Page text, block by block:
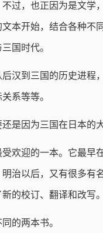
过，也正因为是文学
本开始，结合各种不
国时代。
汉到三国的历史进程
系等等。
是因为三国在日本的
欢迎的一本。它最早
治以后，又有很多有
的校订、翻译和改写。
的两本书。